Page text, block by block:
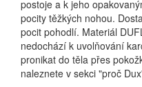
postoje a k jeho
pocity těžkých nohou.
pocit pohodlí. Materiál
nedochází k uvolňování
pronikat do těla přes
naleznete v sekci "proč